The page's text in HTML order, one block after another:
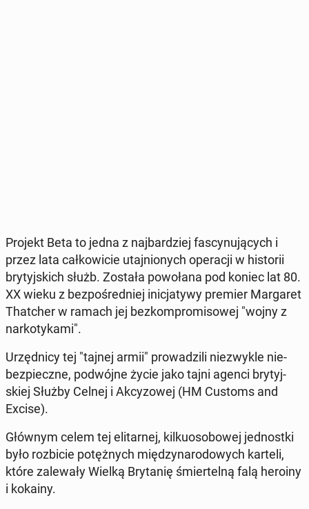
Projekt Beta to jedna z naj­bar­dziej fa­scy­nu­ją­cych i
przez lata cał­ko­wi­cie utaj­nio­nych ope­ra­cji w hi­sto­rii
bry­tyj­skich służb. Została po­wo­ła­na pod koniec lat 80.
XX wieku z bez­po­śred­niej ini­cja­ty­wy premier Mar­ga­ret
That­cherw ramach jej bez­kom­pro­mi­so­wej "wojny z
nar­ko­ty­ka­mi".
Urzęd­ni­cy tej "tajnej armii" pro­wa­dzi­li nie­zwy­kle nie­
bez­piecz­ne, po­dwój­ne życie jako tajni agenci bry­tyj­
skiej Służby Celnej i Ak­cy­zo­wej (HM Customs and
Excise).
Głównym celem tej eli­tar­nej, kil­ku­oso­bo­wej jed­nost­ki
było roz­bi­cie po­tęż­nych mię­dzy­na­ro­do­wych karteli,
które za­le­wa­ły Wielką Bry­ta­nię śmier­tel­ną falą heroiny
i kokainy.